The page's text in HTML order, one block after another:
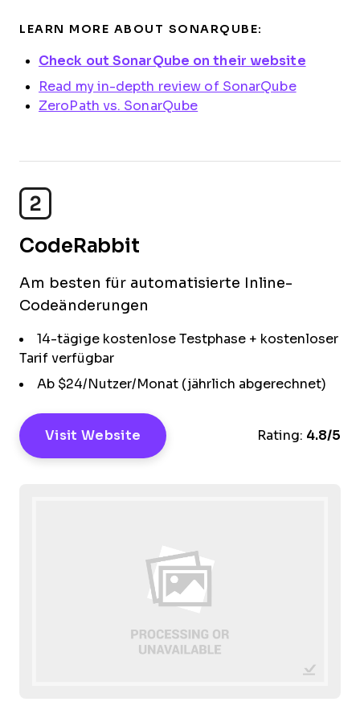
LEARN MORE ABOUT SONARQUBE:
Check out SonarQube on their website
Read my in-depth review of SonarQube
ZeroPath vs. SonarQube
2
CodeRabbit
Am besten für automatisierte Inline-
Codeänderungen
14-tägige kostenlose Testphase + kostenloser
Tarif verfügbar
Ab $24/Nutzer/Monat (jährlich abgerechnet)
Visit Website Rating: 4.8/5